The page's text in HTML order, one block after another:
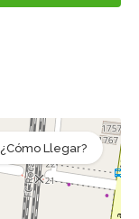
¿Cómo Llegar?